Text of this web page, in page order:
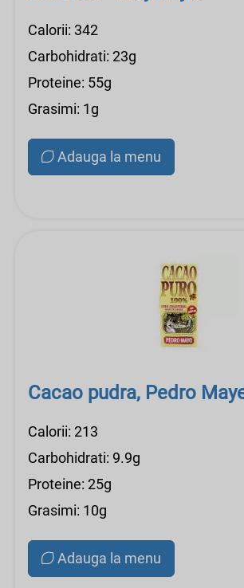
Calorii: 342
Carbohidrati: 23g
Proteine: 55g
Grasimi: 1g
Adauga la menu
Cacao pudra, Pedro
Calorii: 213
Carbohidrati: 9.9g
Proteine: 25g
Grasimi: 10g
Adauga la menu